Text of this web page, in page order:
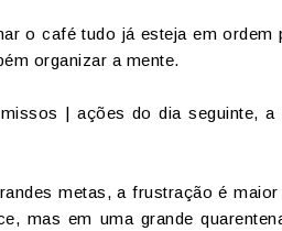
o café tudo já esteja em ordem
organizar a mente.
| ações do dia seguinte, a
metas, a frustração é
mas em uma grande